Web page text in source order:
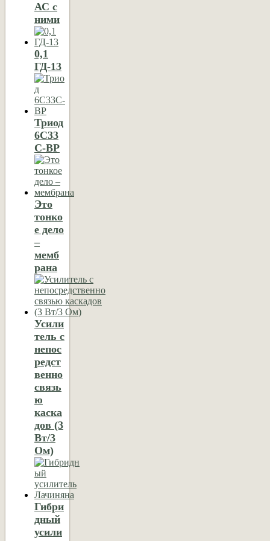
АС с
ними
0,1
ГД-13
Триод
6С33
C-ВР
Это
тонко
е дело
–
мемб
рана
Усили
тель с
непос
редст
венно
связь
ю
каска
дов (3
Вт/3
Ом)
Гибри
дный
усили